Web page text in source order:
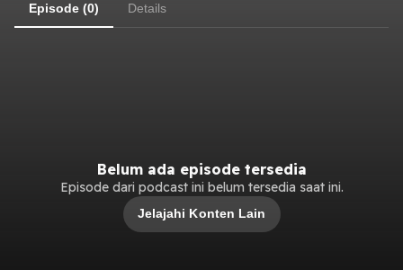
Episode (0) Details
Belum ada episode tersedia
Episode dari podcast ini belum tersedia saat ini.
Jelajahi Konten Lain